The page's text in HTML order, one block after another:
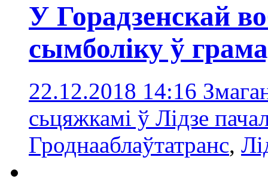
У Горадзенскай
сымболіку ў
22.12.2018 14:16
сьцяжкамі ў Лідзе
Гроднааблаўтатранс,